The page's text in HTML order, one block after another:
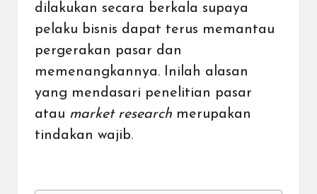
dilakukan secara berkala supaya
pelaku bisnis dapat terus memantau
pergerakan pasar dan
memenangkannya. Inilah alasan
yang mendasari penelitian pasar
atau market research merupakan
tindakan wajib.